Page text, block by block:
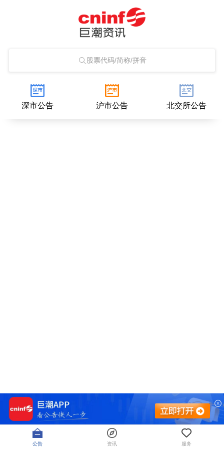
股票代码/简称/拼音
深市公告 沪市公告 北交所公告
公告 资讯 服务